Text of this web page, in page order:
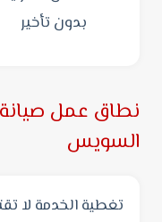
بدون تأخير
نطاق عمل
السويس
تغطية الخدمة لا